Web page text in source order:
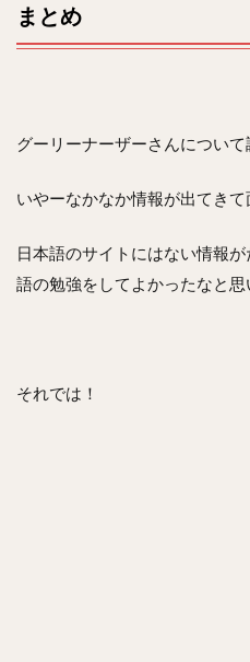
まとめ
グーリーナーザーさんについて
いやーなかなか情報が出てき
日本語のサイトにはない情報
語の勉強をしてよかったなと
それでは！